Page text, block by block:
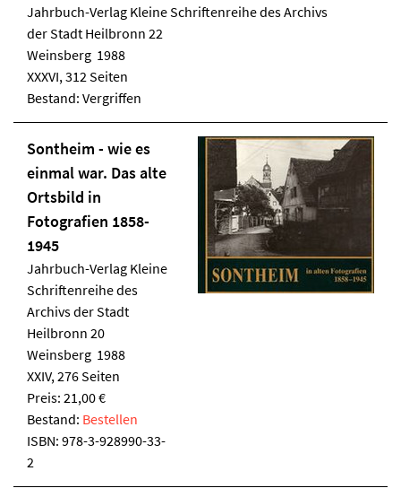
Jahrbuch-Verlag Kleine Schriftenreihe des Archivs
der Stadt Heilbronn 22
Weinsberg 1988
XXXVI, 312 Seiten
Bestand: Vergriffen
Sontheim - wie es
einmal war. Das alte
Ortsbild in
Fotografien 1858-
1945
Jahrbuch-Verlag Kleine
Schriftenreihe des
Archivs der Stadt
Heilbronn 20
Weinsberg 1988
XXIV, 276 Seiten
Preis: 21,00 €
Bestand: Bestellen
ISBN: 978-3-928990-33-
2